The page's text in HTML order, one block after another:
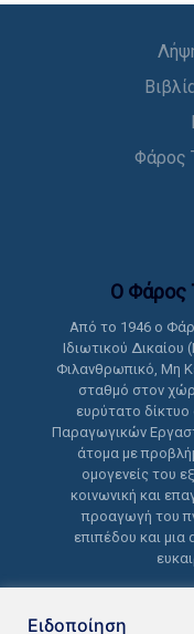
Φάρος
Ο Φάρος
Από το 1946 ο
Ιδιωτικού
Φιλανθρωπικό, Μη
σταθμό στον
ευρύτατο
Παραγωγικών
άτομα με
ομογενείς του
κοινωνική και
προαγωγή του
επιπέδου και μια
Ειδοποίηση